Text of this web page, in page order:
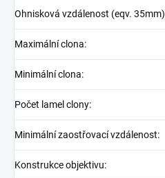
Ohnisková vzdálenost (eqv. 35mm)
Maximální clona:
Minimální clona:
Počet lamel clony:
Minimální zaostřovací vzdálenost:
Konstrukce objektivu: